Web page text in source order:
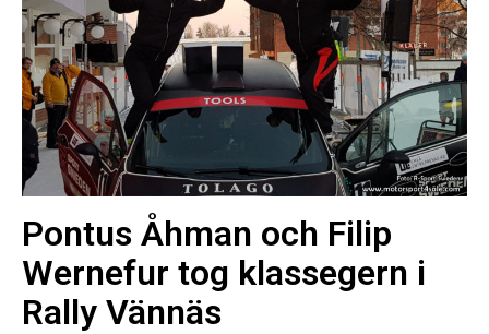
Pontus Åhman och Filip
Wernefur tog klassegern i
Rally Vännäs